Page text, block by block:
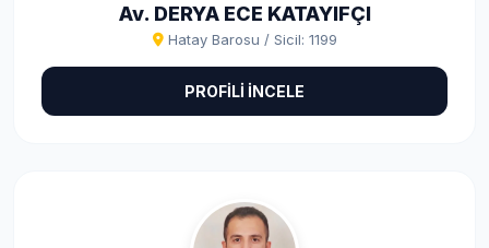
Av. DERYA ECE KATAYIFÇI
Hatay Barosu / Sicil: 1199
PROFİLİ İNCELE